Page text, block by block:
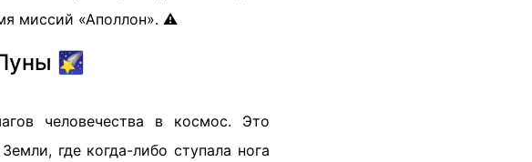
миссий «Аполлон». ⚠️
🌠
человечества в космос. Это
где когда-либо ступала нога